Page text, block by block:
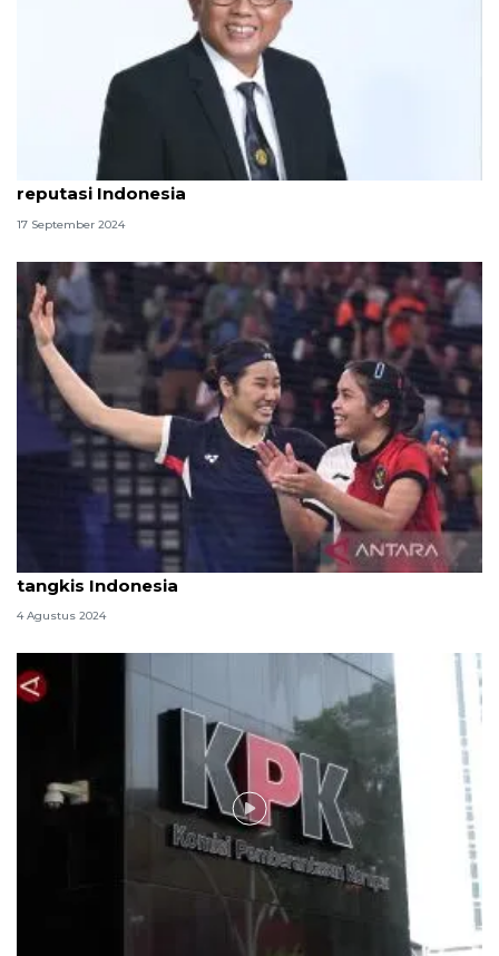
Wakil Rektor: UI jadi inspirasi kampus lain naikkan
reputasi Indonesia
17 September 2024
Gregoria Mariska jaga gengsi dan reputasi bulu
tangkis Indonesia
4 Agustus 2024